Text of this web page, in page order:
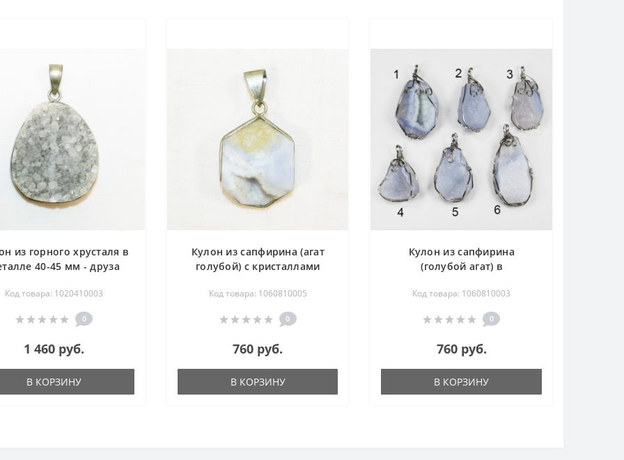
из горного хрусталя в
40-45 мм - друза
Код товара: 1020410003
0
1 460 руб.
В КОРЗИНУ
Кулон из сапфирина (агат
голубой) с кристаллами
жеода
Код товара: 1060810005
0
760 руб.
В КОРЗИНУ
Кулон из сапфирина
(голубой агат) в
50 мм - жеода
Код товара: 1060810003
0
760 руб.
В КОРЗИНУ